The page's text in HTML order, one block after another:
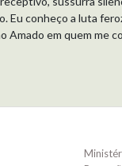
Eu conheço a luta
Amado em quem me